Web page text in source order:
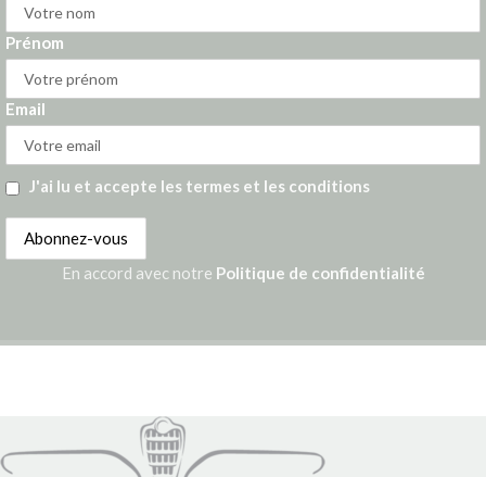
Prénom
Email
J'ai lu et accepte les termes et les conditions
En accord avec notre Politique de confidentialité